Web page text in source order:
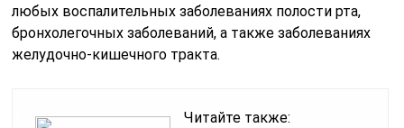
любых воспалительных заболеваниях полости рта,
бронхолегочных заболеваний, а также заболеваниях
желудочно-кишечного тракта.
Читайте также: